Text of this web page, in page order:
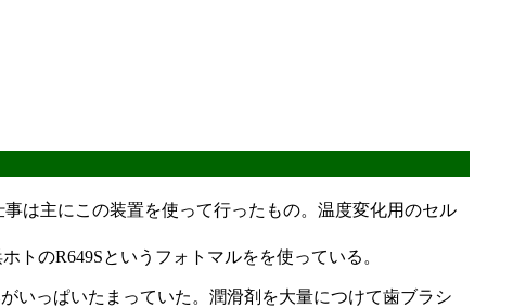
は主にこの装置を使って行ったもの。温度変化用のセル
のR649Sというフォトマルをを使っている。
いっぱいたまっていた。潤滑剤を大量につけて歯ブラシ